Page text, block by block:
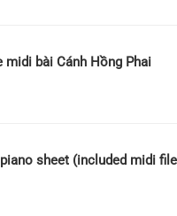
midi bài Cánh Hồng Phai
sheet (included midi